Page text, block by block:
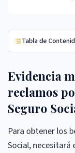
Tabla de
Evidencia
reclamos
Seguro
Para obtener los
Social, necesitará